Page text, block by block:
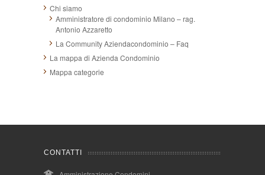
Chi siamo
Amministratore di condominio Milano – rag.
Antonio Azzaretto
La Community Aziendacondominio – Faq
La mappa di Azienda Condominio
Mappa categorie
CONTATTI